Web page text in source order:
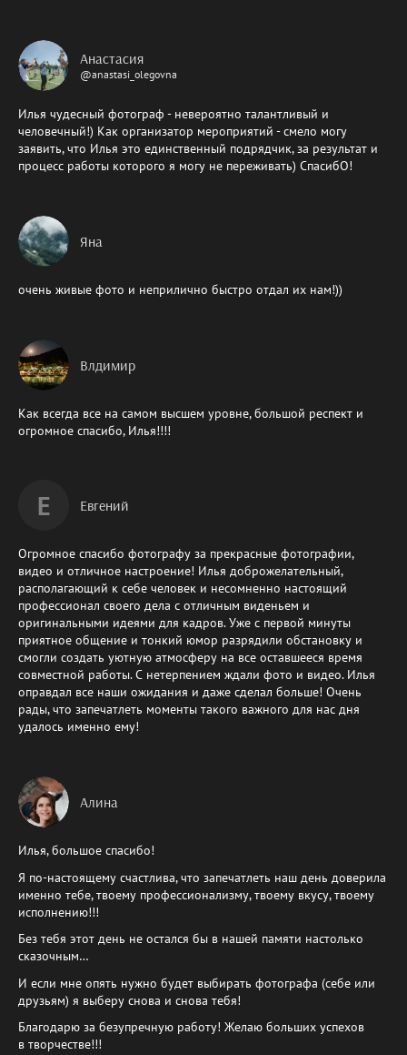
Анастасия
@anastasi_olegovna
Илья чудесный фотограф - невероятно талантливый и
человечный!) Как организатор мероприятий - смело могу
заявить, что Илья это единственный подрядчик, за результат и
процесс работы которого я могу не переживать) СпасибО!
Яна
очень живые фото и неприлично быстро отдал их нам!))
Влдимир
Как всегда все на самом высшем уровне, большой респект и
огромное спасибо, Илья!!!!
Е Евгений
Огромное спасибо фотографу за прекрасные фотографии,
видео и отличное настроение! Илья доброжелательный,
располагающий к себе человек и несомненно настоящий
профессионал своего дела с отличным виденьем и
оригинальными идеями для кадров. Уже с первой минуты
приятное общение и тонкий юмор разрядили обстановку и
смогли создать уютную атмосферу на все оставшееся время
совместной работы. С нетерпением ждали фото и видео. Илья
оправдал все наши ожидания и даже сделал больше! Очень
рады, что запечатлеть моменты такого важного для нас дня
удалось именно ему!
Алина
Илья, большое спасибо!
Я по-настоящему счастлива, что запечатлеть наш день доверила
именно тебе, твоему профессионализму, твоему вкусу, твоему
исполнению!!!
Без тебя этот день не остался бы в нашей памяти настолько
сказочным…
И если мне опять нужно будет выбирать фотографа (себе или
друзьям) я выберу снова и снова тебя!
Благодарю за безупречную работу! Желаю больших успехов
в творчестве!!!